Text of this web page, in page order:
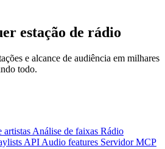
estação de rádio
e alcance de audiência em milhares
todo.
artistas Análise de faixas Rádio
API Audio features Servidor MCP